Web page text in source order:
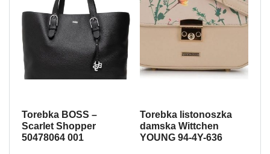
Torebka BOSS –
Scarlet Shopper
50478064 001
Torebka listonoszka
damska Wittchen
YOUNG 94-4Y-636